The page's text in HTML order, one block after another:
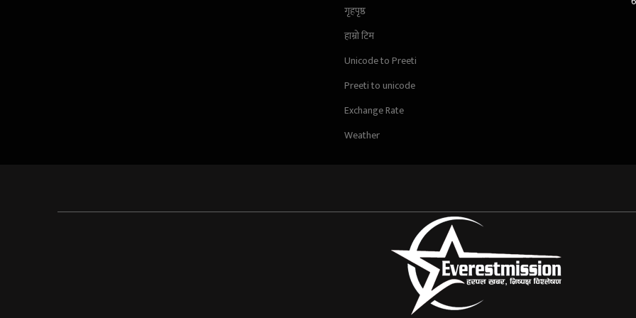
गृहपृष्ठ
हाम्रो टिम
Unicode to Preeti
Preeti to unicode
Exchange Rate
Weather